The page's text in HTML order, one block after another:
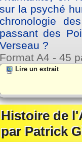
sur la psyché
chronologie
passant des
Verseau ?
Format A4 - 45
Lire un extrait
Histoire de
par Patrick